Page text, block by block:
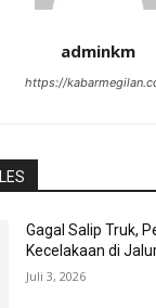
adminkm
https://
Gagal Salip Truk,
Kecelakaan di
Juli 3, 2026